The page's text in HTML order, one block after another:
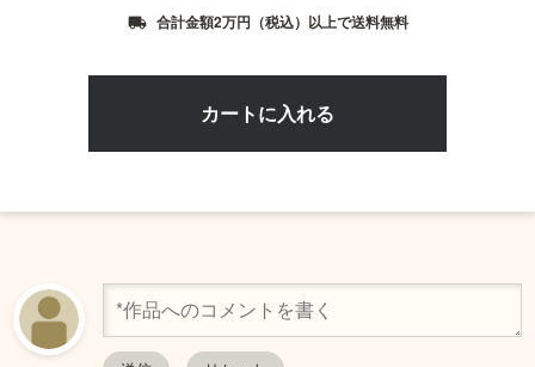
local_shipping 合計金額2万円（税込）以上で送料無料